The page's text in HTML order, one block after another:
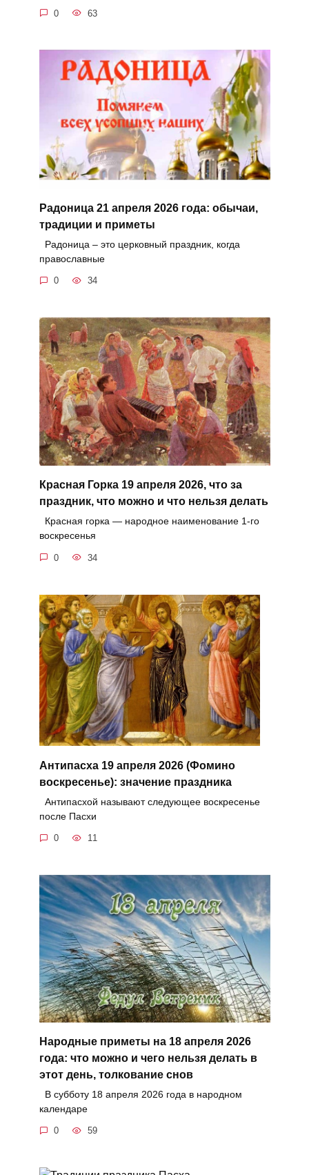
0 63
Радоница 21 апреля 2026 года: обычаи,
традиции и приметы
Радоница – это церковный праздник, когда
православные
0 34
Красная Горка 19 апреля 2026, что за
праздник, что можно и что нельзя делать
Красная горка — народное наименование 1-го
воскресенья
0 34
Антипасха 19 апреля 2026 (Фомино
воскресенье): значение праздника
Антипасхой называют следующее воскресенье
после Пасхи
0 11
Народные приметы на 18 апреля 2026
года: что можно и чего нельзя делать в
этот день, толкование снов
В субботу 18 апреля 2026 года в народном
календаре
0 59